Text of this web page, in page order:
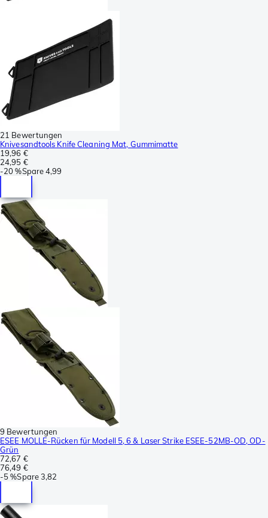
21 Bewertungen
Knivesandtools Knife Cleaning Mat, Gummimatte
19,96 €
24,95 €
-20 %Spare4,99
9 Bewertungen
ESEE MOLLE-Rücken für Modell 5, 6 & Laser Strike ESEE-52MB-OD, OD-
Grün
72,67 €
76,49 €
-5 %Spare3,82